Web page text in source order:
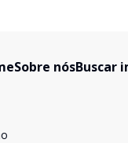
Sobre nósBuscar